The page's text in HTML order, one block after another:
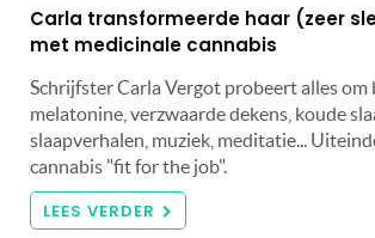
Carla transformeerde haar (zeer
met medicinale cannabis
Schrijfster Carla Vergot probeert alles om
melatonine, verzwaarde dekens, koude
slaapverhalen, muziek, meditatie...
cannabis "fit for the job".
LEES VERDER